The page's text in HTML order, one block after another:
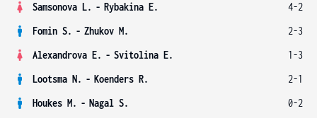
Samsonova L. - Rybakina E.
4-2
Fomin S. - Zhukov M.
2-3
Alexandrova E. - Svitolina E.
1-3
Lootsma N. - Koenders R.
2-1
Houkes M. - Nagal S. 0-2